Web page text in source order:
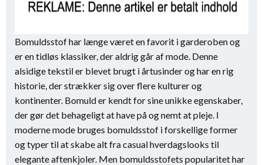
Bomuldsstof har længe været en favorit i garderoben og
er en tidløs klassiker, der aldrig går af mode. Denne
alsidige tekstil er blevet brugt i årtusinder og har en rig
historie, der strækker sig over flere kulturer og
kontinenter. Bomuld er kendt for sine unikke egenskaber,
der gør det behageligt at have på og nemt at pleje. I
moderne mode bruges bomuldsstof i forskellige former
og typer til at skabe alt fra casual hverdagslooks til
elegante aftenkjoler. Men bomuldsstofets popularitet har